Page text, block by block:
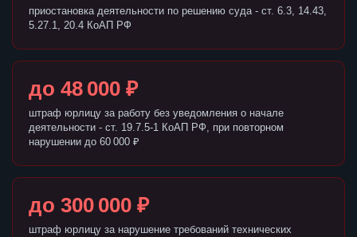
приостановка деятельности по решению суда - ст. 6.3, 14.43,
5.27.1, 20.4 КоАП РФ
до 48 000 ₽
штраф юрлицу за работу без уведомления о начале
деятельности - ст. 19.7.5-1 КоАП РФ, при повторном
нарушении до 60 000 ₽
до 300 000 ₽
штраф юрлицу за нарушение требований технических